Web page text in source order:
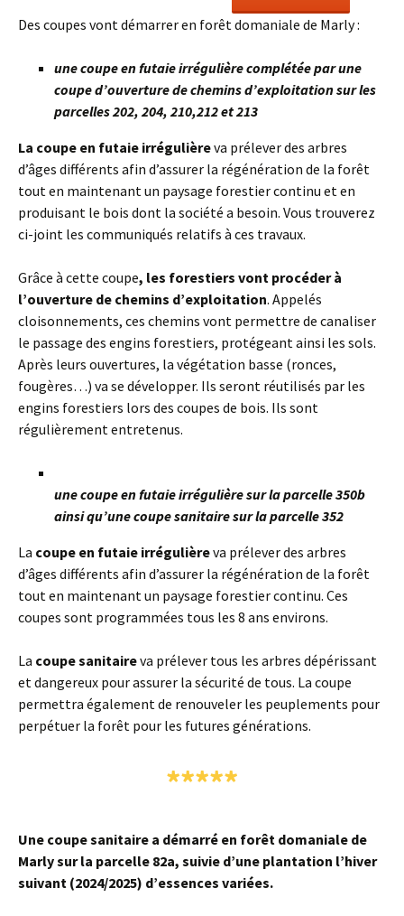
Des coupes vont démarrer en forêt domaniale de Marly :
une coupe en futaie irrégulière complétée par une
coupe d’ouverture de chemins d’exploitation sur les
parcelles 202, 204, 210,212 et 213
La coupe en futaie irrégulièreva prélever des arbres
d’âges différents afin d’assurer la régénération de la forêt
tout en maintenant un paysage forestier continu et en
produisant le bois dont la société a besoin. Vous trouverez
ci-joint les communiqués relatifs à ces travaux.
Grâce à cette coupe, les forestiers vont procéder à
l’ouverture de chemins d’exploitation. Appelés
cloisonnements, ces chemins vont permettre de canaliser
le passage des engins forestiers, protégeant ainsi les sols.
Après leurs ouvertures, la végétation basse (ronces,
fougères…) va se développer. Ils seront réutilisés par les
engins forestiers lors des coupes de bois. Ils sont
régulièrement entretenus.
une coupe en futaie irrégulière sur la parcelle 350b
ainsi qu’une coupe sanitaire sur la parcelle 352
La coupe en futaie irrégulièreva prélever des arbres
d’âges différents afin d’assurer la régénération de la forêt
tout en maintenant un paysage forestier continu. Ces
coupes sont programmées tous les 8 ans environs.
La coupe sanitaireva prélever tous les arbres dépérissant
et dangereux pour assurer la sécurité de tous. La coupe
permettra également de renouveler les peuplements pour
perpétuer la forêt pour les futures générations.
*****
Une coupe sanitaire a démarré en forêt domaniale de
Marly sur la parcelle 82a, suivie d’une plantation l’hiver
suivant (2024/2025) d’essences variées.